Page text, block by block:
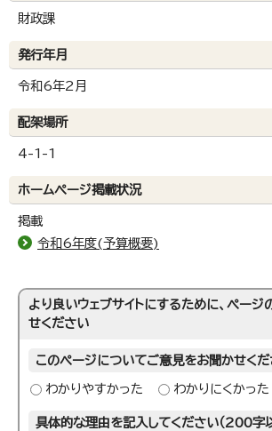
財政課
発行年月
令和6年2月
配架場所
4-1-1
ホームページ掲載状況
掲載
令和6年度(予算概要)
より良いウェブサイトにするために、ペー
せください
このページについてご意見をお聞かせく
わかりやすかった わかりにくかった
具体的な理由を記入してください（200字